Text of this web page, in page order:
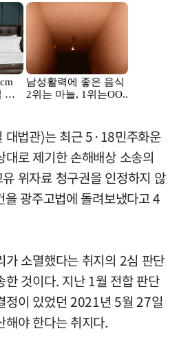
대법관)는 최근 5·18민주화운
로 제기한 손해배상 소송의
위자료 청구권을 인정하지 않
광주고법에 돌려보냈다고 4
가 소멸했다는 취지의 2심 판단
한 것이다. 지난 1월 전합 판단
정이 있었던 2021년 5월 27일
해야 한다는 취지다.